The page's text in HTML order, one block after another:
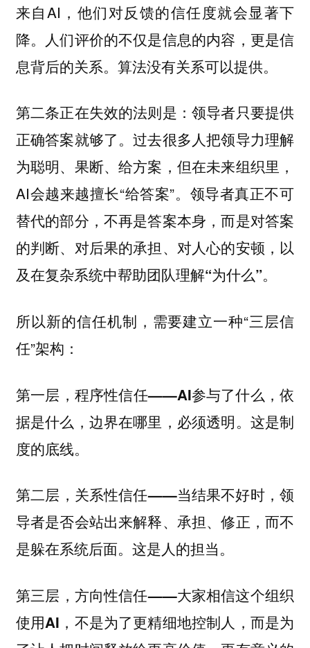
来自AI，他们对反馈的信任度就会显著下
降。人们评价的不仅是信息的内容，更是信
息背后的关系。算法没有关系可以提供。
第二条正在失效的法则是：领导者只要提供
正确答案就够了。过去很多人把领导力理解
为聪明、果断、给方案，但在未来组织里，
AI会越来越擅长“给答案”。领导者真正不可
替代的部分，不再是答案本身，而是对答案
的判断、对后果的承担、对人心的安顿，以
及在复杂系统中帮助团队理解“为什么”。
所以新的信任机制，需要建立一种“三层信
任”架构：
第一层，程序性信任——AI参与了什么，依
据是什么，边界在哪里，必须透明。这是制
度的底线。
第二层，关系性信任——当结果不好时，领
导者是否会站出来解释、承担、修正，而不
是躲在系统后面。这是人的担当。
第三层，方向性信任——大家相信这个组织
使用AI，不是为了更精细地控制人，而是为